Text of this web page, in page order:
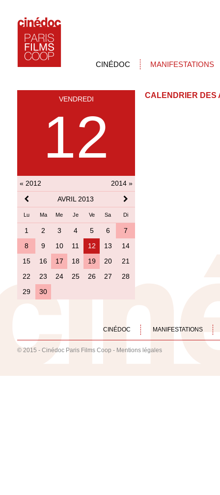
CINÉDOC MANIFESTATIONS
VENDREDI
12
« 2012
2014 »
AVRIL 2013
Lu Ma Me Je Ve Sa Di
1 2 3 4 5 6
7
8
9 10 11 12 13
14
15
16 17 18 19 20
21
22
23 24 25 26 27
28
29
30
CALENDRIER DES
CINÉDOC MANIFESTATIONS
© 2015 - Cinédoc Paris Films Coop - Mentions légales